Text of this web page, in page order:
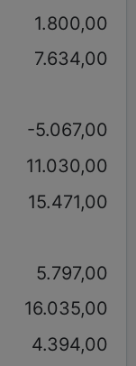
1.800,00
7.634,00
-5.067,00
11.030,00
15.471,00
5.797,00
16.035,00
4.394,00